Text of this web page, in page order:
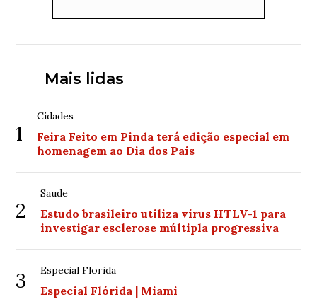
Mais lidas
1
Cidades
Feira Feito em Pinda terá edição especial em
homenagem ao Dia dos Pais
2
Saude
Estudo brasileiro utiliza vírus HTLV-1 para
investigar esclerose múltipla progressiva
3 Especial Florida
Especial Flórida | Miami